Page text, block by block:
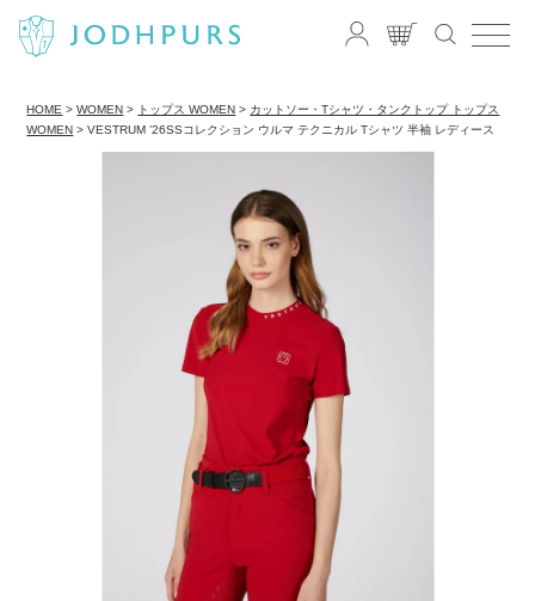
HOME WOMEN トップス WOMEN
カットソー・Tシャツ・タンクトップ トップス
WOMEN
VESTRUM ’26SSコレクション ウルマ テクニカル Tシャツ 半袖 レディース